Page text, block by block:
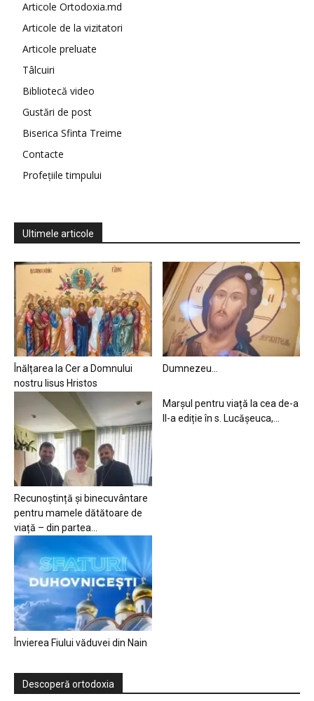
Articole Ortodoxia.md
Articole de la vizitatori
Articole preluate
Tâlcuiri
Bibliotecă video
Gustări de post
Biserica Sfinta Treime
Contacte
Profețiile timpului
Ultimele articole
Înălțarea la Cer a Domnului
nostru Iisus Hristos
Dumnezeu…
Recunoștință și binecuvântare
pentru mamele dătătoare de
viață – din partea...
Marșul pentru viață la cea de-a
II-a ediție în s. Lucășeuca,...
Învierea Fiului văduvei din Nain
Descoperă ortodoxia